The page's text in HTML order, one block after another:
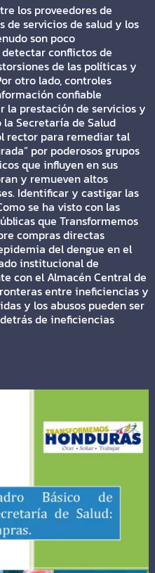
los proveedores de
de servicios de salud y los
son poco
conflictos de
de las políticas y
otro lado, controles
confiable
la prestación de servicios y
la Secretaría de Salud
rector para remediar tal
por poderosos grupos
que influyen en sus
y remueven altos
Identificar y castigar las
se ha visto con las
que Transformemos
compras directas
del dengue en el
institucional de
con el Almacén Central de
entre ineficiencias y
y los abusos pueden ser
de ineficiencias